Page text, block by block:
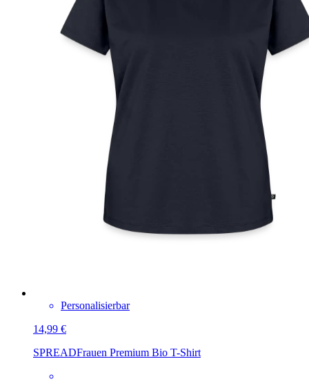
Personalisierbar
14,99 €
SPREADFrauen Premium Bio T-Shirt